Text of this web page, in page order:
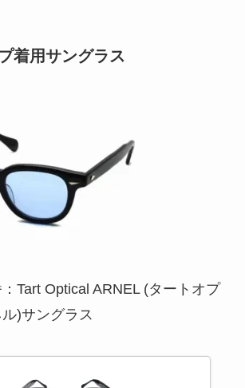
着用サングラス
Tart Optical ARNEL (タートオプ
)サングラス